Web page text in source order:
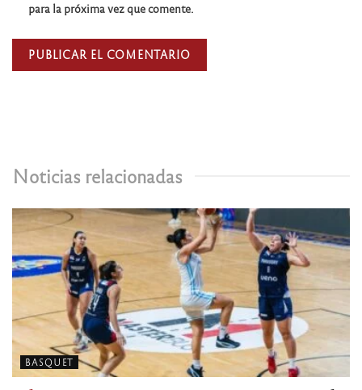
Noticias relacionadas
BASQUET
para la próxima vez que comente.